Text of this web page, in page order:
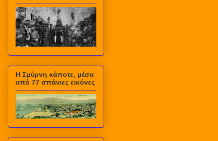
Η Σμύρνη κάποτε, μέσα
από 77 σπάνιες εικόνες